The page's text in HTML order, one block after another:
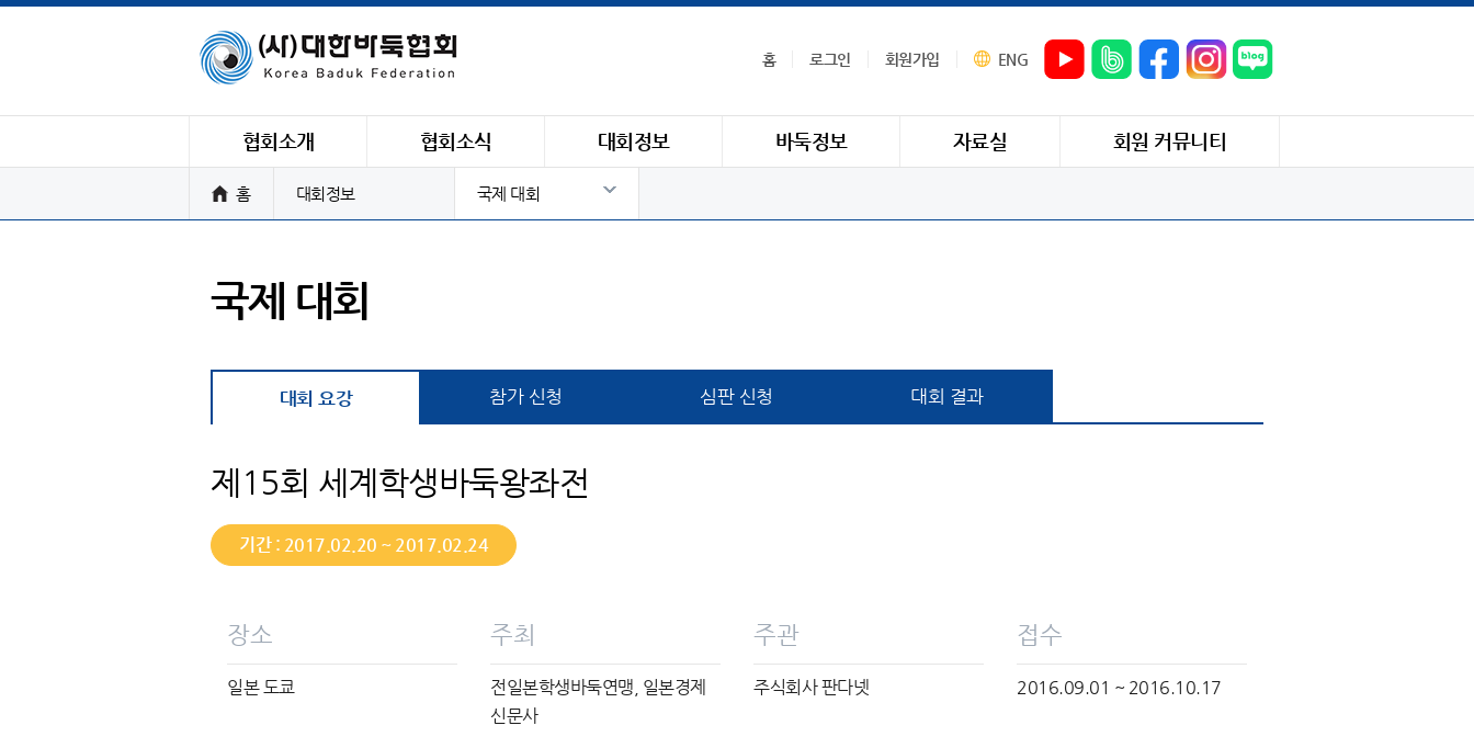
홈 로그인 회원가입 ENG
협회소개 협회소식 대회정보 바둑정보 자료실 회원 커뮤니티
홈 대회정보 국제 대회
국제 대회
대회 요강 참가 신청 심판 신청 대회 결과
제15회 세계학생바둑왕좌전
기간 : 2017.02.20 ~ 2017.02.24
장소
일본 도쿄
주최
전일본학생바둑연맹, 일본경제
신문사
주관
주식회사 판다넷
접수
2016.09.01 ~ 2016.10.17